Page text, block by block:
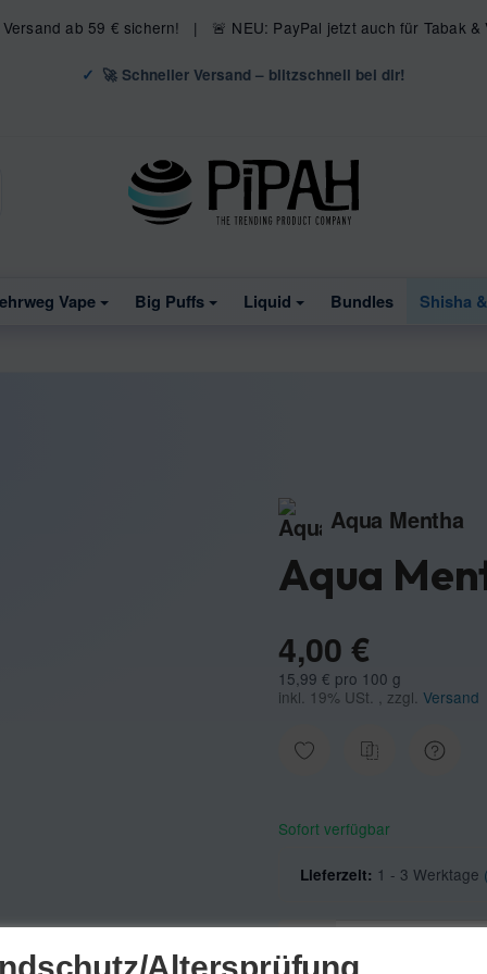
ab 59 € sichern! | 🚨 NEU: PayPal jetzt auch für Tabak &
🚀 Schneller Versand – blitzschnell bei dir!
Vape Big Puffs Liquid Bundles Shisha
Aqua Mentha
Aqua
4,00 €
15,99 € pro 100 g
inkl. 19% USt. , zzgl. Versand
Sofort verfügbar
Lieferzeit: 1 - 3 Werktage
Altersprüfung